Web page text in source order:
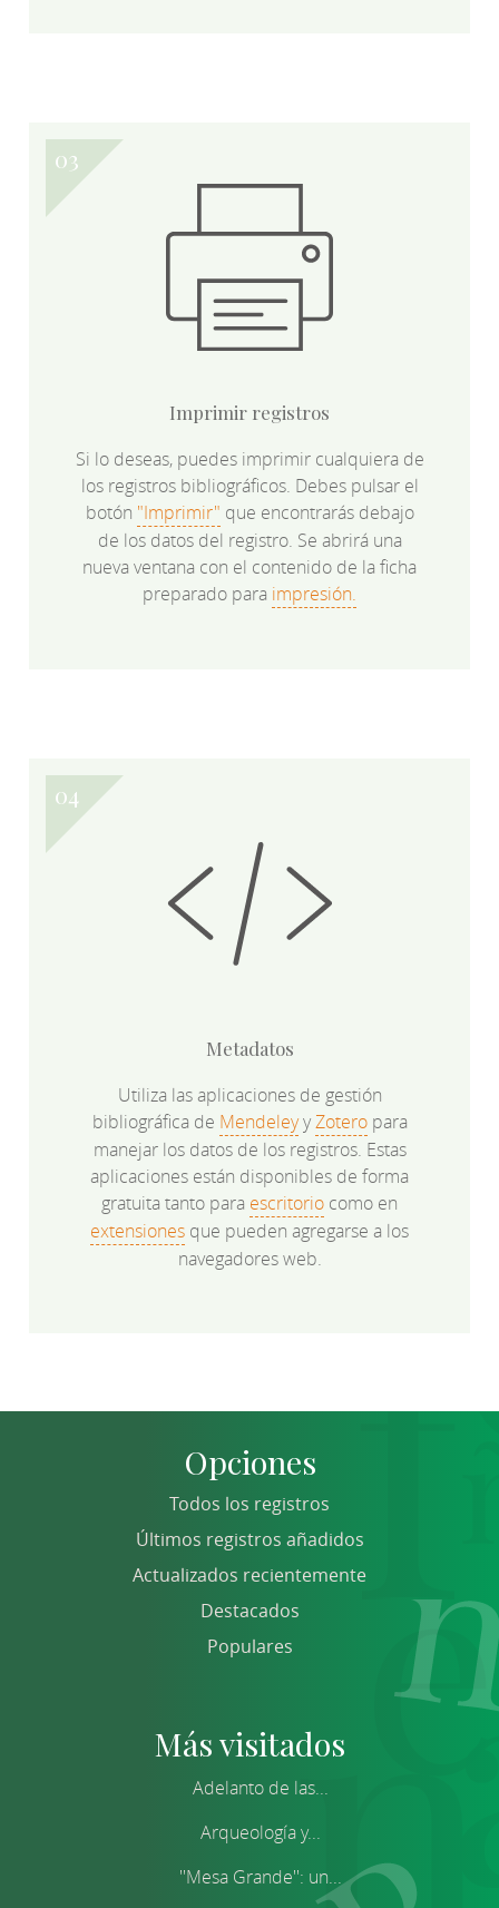
Imprimir registros
Si lo deseas, puedes imprimir cualquiera de
los registros bibliográficos. Debes pulsar el
botón "Imprimir" que encontrarás debajo
de los datos del registro. Se abrirá una
nueva ventana con el contenido de la ficha
preparado para impresión.
Metadatos
Utiliza las aplicaciones de gestión
bibliográfica de MendeleyyZoteropara
manejar los datos de los registros. Estas
aplicaciones están disponibles de forma
gratuita tanto para escritorio como en
extensiones que pueden agregarse a los
navegadores web.
Opciones
Todos los registros
Últimos registros añadidos
Actualizados recientemente
Destacados
Populares
Más visitados
Adelanto de las...
Arqueología y...
''Mesa Grande'': un...